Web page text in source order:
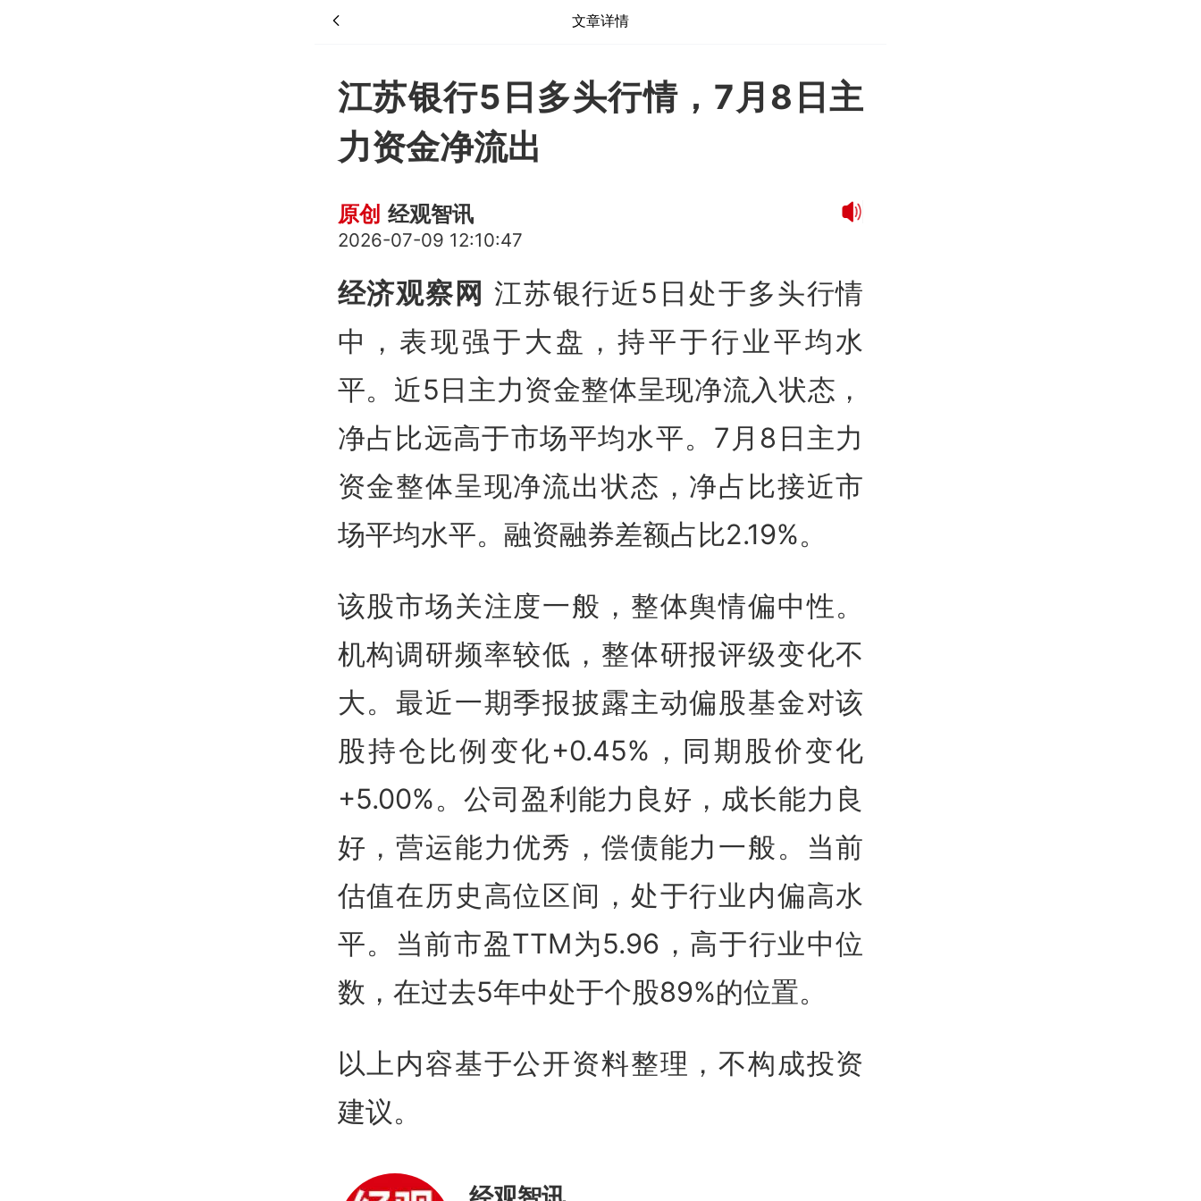
文章详情
江苏银行5日多头行情，7月8日主
力资金净流出
原创 经观智讯
2026-07-09 12:10:47
经济观察网 江苏银行近5日处于多头行情
中，表现强于大盘，持平于行业平均水
平。近5日主力资金整体呈现净流入状态，
净占比远高于市场平均水平。7月8日主力
资金整体呈现净流出状态，净占比接近市
场平均水平。融资融券差额占比2.19%。
该股市场关注度一般，整体舆情偏中性。
机构调研频率较低，整体研报评级变化不
大。最近一期季报披露主动偏股基金对该
股持仓比例变化+0.45%，同期股价变化
+5.00%。公司盈利能力良好，成长能力良
好，营运能力优秀，偿债能力一般。当前
估值在历史高位区间，处于行业内偏高水
平。当前市盈TTM为5.96，高于行业中位
数，在过去5年中处于个股89%的位置。
以上内容基于公开资料整理，不构成投资
建议。